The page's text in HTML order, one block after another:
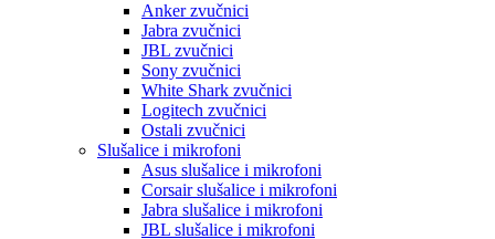
Anker zvučnici
Jabra zvučnici
JBL zvučnici
Sony zvučnici
White Shark zvučnici
Logitech zvučnici
Ostali zvučnici
Slušalice i mikrofoni
Asus slušalice i mikrofoni
Corsair slušalice i mikrofoni
Jabra slušalice i mikrofoni
JBL slušalice i mikrofoni